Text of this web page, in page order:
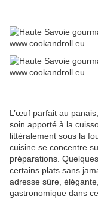
L’œuf parfait au
soin apporté à la
littéralement sous la
cuisine se concentre
préparations.
certains plats sans
adresse sûre,
gastronomique dans